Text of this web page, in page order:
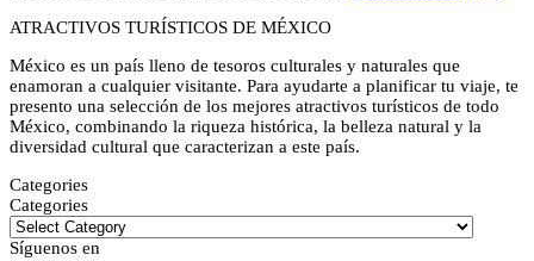
ATRACTIVOS TURÍSTICOS DE MÉXICO
México es un país lleno de tesoros culturales y naturales que
enamoran a cualquier visitante. Para ayudarte a planificar tu viaje, te
presento una selección de los mejores atractivos turísticos de todo
México, combinando la riqueza histórica, la belleza natural y la
diversidad cultural que caracterizan a este país.
Categories
Categories
Síguenos en